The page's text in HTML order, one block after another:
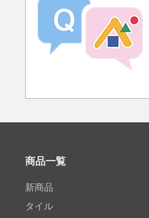
商品一覧
新商品
タイル